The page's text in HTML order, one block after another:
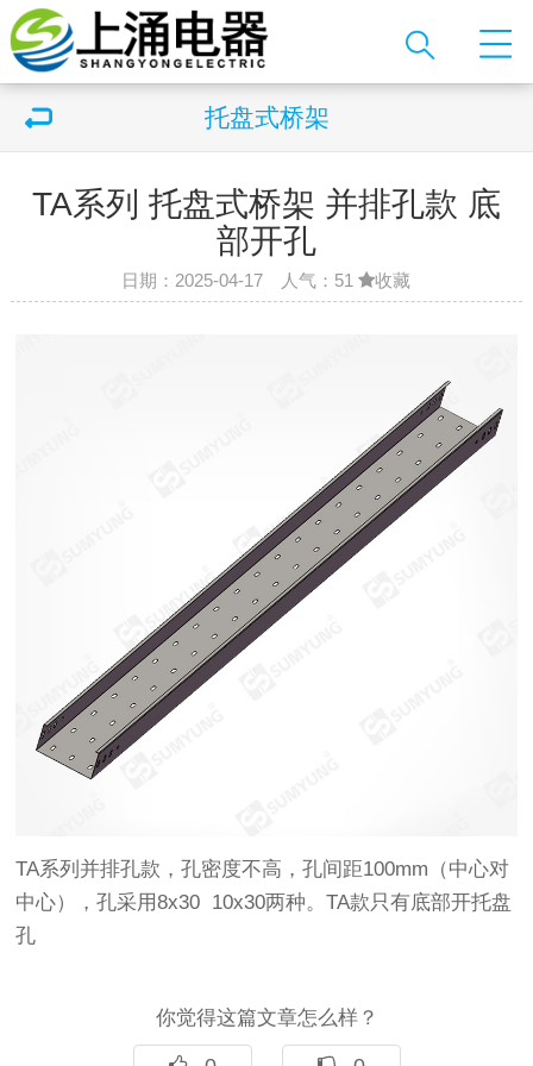
托盘式桥架
TA系列 托盘式桥架 并排孔款 底
部开孔
日期：2025-04-17 人气： 51 收藏
TA系列并排孔款，孔密度不高，孔间距100mm（中心对
中心），孔采用8x30 10x30两种。TA款只有底部开托盘
孔
你觉得这篇文章怎么样？